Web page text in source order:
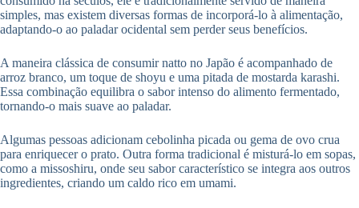
simples, mas existem diversas formas de incorporá-lo à alimentação,
adaptando-o ao paladar ocidental sem perder seus benefícios.
A maneira clássica de consumir natto no Japão é acompanhado de
arroz branco, um toque de shoyu e uma pitada de mostarda karashi.
Essa combinação equilibra o sabor intenso do alimento fermentado,
tornando-o mais suave ao paladar.
Algumas pessoas adicionam cebolinha picada ou gema de ovo crua
para enriquecer o prato. Outra forma tradicional é misturá-lo em sopas,
como a missoshiru, onde seu sabor característico se integra aos outros
ingredientes, criando um caldo rico em umami.